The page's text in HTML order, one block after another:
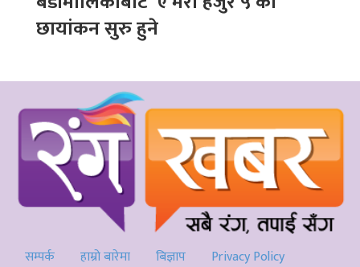
छायांकन सुरु हुने
सम्पर्क हाम्रो बारेमा बिज्ञाप Privacy Policy